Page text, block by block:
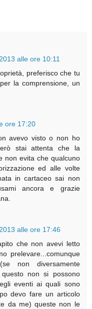
alle ore 10:11
preferisco che tu
la comprensione, un
ore 17:20
avevo visto o non ho
stai attenta che la
non evita che qualcuno
ed alle volte
in cartaceo sai non
ancora e grazie
alle ore 17:46
che non avevi letto
prelevare...comunque
non diversamente
non si possono
eventi ai quali sono
devo fare un articolo
da me) queste non le